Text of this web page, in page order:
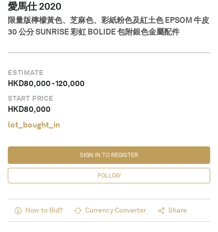
愛馬仕 2020
限量版檸檬黃色、芝麻色、彩紙粉色及紅土色 EPSOM 牛皮
30 公分 SUNRISE 彩虹 BOLIDE 包附銀色金屬配件
ESTIMATE
HKD80,000-120,000
START PRICE
HKD80,000
lot_bought_in
FOLLOW
SIGN IN TO REGISTER
How to Bid? Currency Converter Share